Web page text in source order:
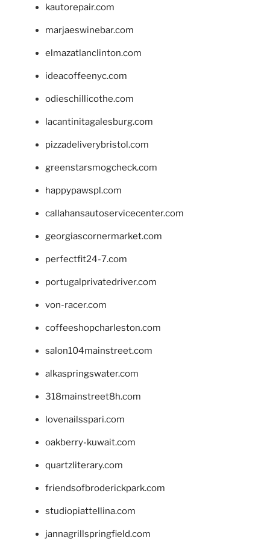
kautorepair.com
marjaeswinebar.com
elmazatlanclinton.com
ideacoffeenyc.com
odieschillicothe.com
lacantinitagalesburg.com
pizzadeliverybristol.com
greenstarsmogcheck.com
happypawspl.com
callahansautoservicecenter.com
georgiascornermarket.com
perfectfit24-7.com
portugalprivatedriver.com
von-racer.com
coffeeshopcharleston.com
salon104mainstreet.com
alkaspringswater.com
318mainstreet8h.com
lovenailsspari.com
oakberry-kuwait.com
quartzliterary.com
friendsofbroderickpark.com
studiopiattellina.com
jannagrillspringfield.com